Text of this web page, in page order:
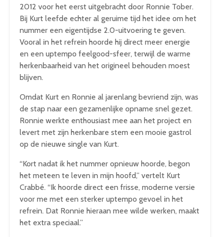
2012 voor het eerst uitgebracht door Ronnie Tober.
Bij Kurt leefde echter al geruime tijd het idee om het
nummer een eigentijdse 2.0-uitvoering te geven.
Vooral in het refrein hoorde hij direct meer energie
en een uptempo feelgood-sfeer, terwijl de warme
herkenbaarheid van het origineel behouden moest
blijven.
Omdat Kurt en Ronnie al jarenlang bevriend zijn, was
de stap naar een gezamenlijke opname snel gezet.
Ronnie werkte enthousiast mee aan het project en
levert met zijn herkenbare stem een mooie gastrol
op de nieuwe single van Kurt.
“Kort nadat ik het nummer opnieuw hoorde, begon
het meteen te leven in mijn hoofd,” vertelt Kurt
Crabbé. “Ik hoorde direct een frisse, moderne versie
voor me met een sterker uptempo gevoel in het
refrein. Dat Ronnie hieraan mee wilde werken, maakt
het extra speciaal.”